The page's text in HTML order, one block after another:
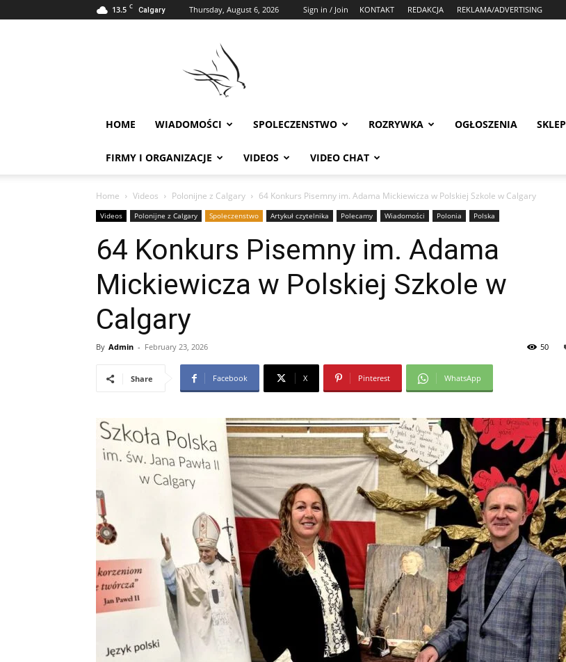
13.5 C Calgary Thursday, August 6, 2026 Sign in / Join KONTAKT REDAKCJA REKLAMA/ADVERTISING
Polonia
w
Calgary
HOME WIADOMOŚCI SPOLECZENSTWO ROZRYWKA OGŁOSZENIA SKLEP
FIRMY I ORGANIZACJE VIDEOS VIDEO CHAT
Home Videos Polonijne z Calgary 64 Konkurs Pisemny im. Adama Mickiewicza w Polskiej Szkole w Calgary
Videos Polonijne z Calgary Spoleczenstwo Artykuł czytelnika Polecamy Wiadomości Polonia Polska
64 Konkurs Pisemny im. Adama
Mickiewicza w Polskiej Szkole w
Calgary
By Admin - February 23, 2026 50
Share Facebook X Pinterest WhatsApp